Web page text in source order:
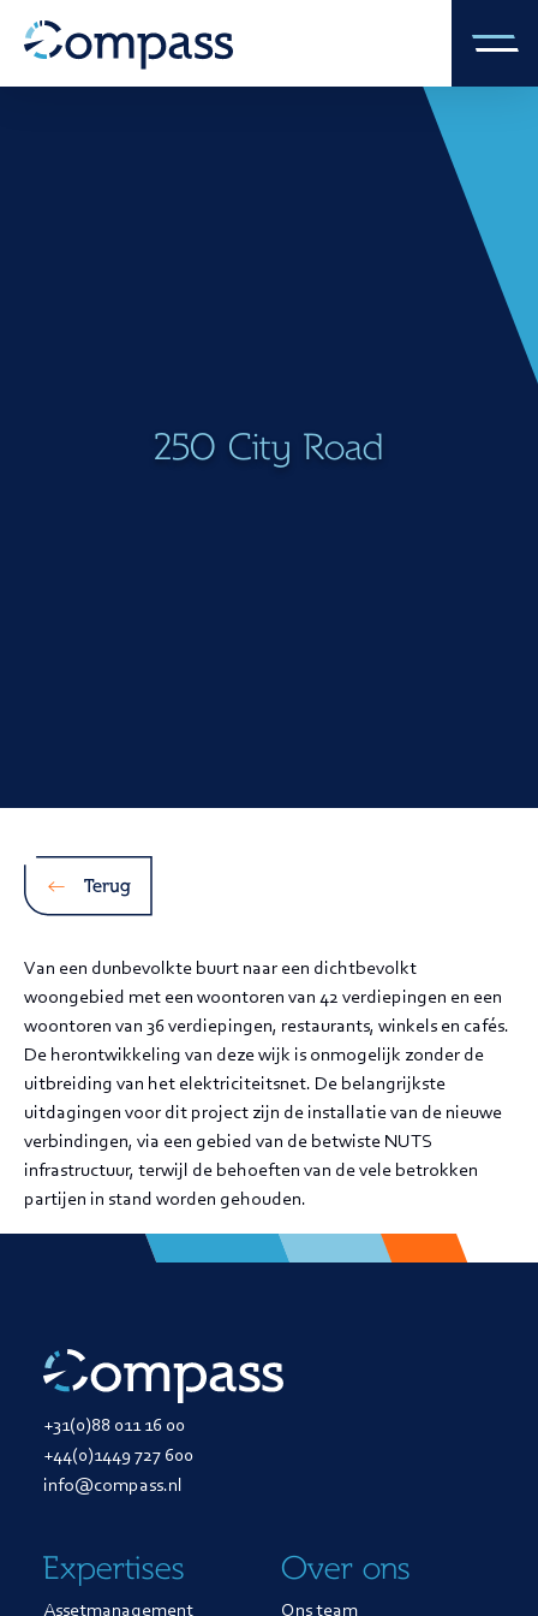
250 City Road
Terug
Van een dunbevolkte buurt naar een dichtbevolkt
woongebied met een woontoren van 42 verdiepingen en een
woontoren van 36 verdiepingen, restaurants, winkels en cafés.
De herontwikkeling van deze wijk is onmogelijk zonder de
uitbreiding van het elektriciteitsnet. De belangrijkste
uitdagingen voor dit project zijn de installatie van de nieuwe
verbindingen, via een gebied van de betwiste NUTS
infrastructuur, terwijl de behoeften van de vele betrokken
partijen in stand worden gehouden.
+31(0)88 011 16 00
+44(0)1449 727 600
info@compass.nl
Expertises
Assetmanagement
Over ons
Ons team